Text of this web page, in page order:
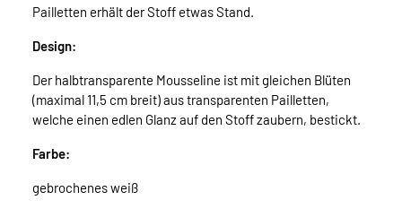
Pailletten erhält der Stoff etwas Stand.
Design:
Der halbtransparente Mousseline ist mit gleichen Blüten
(maximal 11,5 cm breit) aus transparenten Pailletten,
welche einen edlen Glanz auf den Stoff zaubern, bestickt.
Farbe:
gebrochenes weiß